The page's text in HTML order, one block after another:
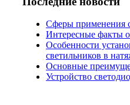
Сферы применения
Интересные факты
Особенности
светильников в
Основные
Устройство